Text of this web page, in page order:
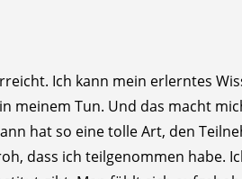
Ich kann mein erlerntes
meinem Tun. Und das macht
hat so eine tolle Art, den
dass ich teilgenommen habe.